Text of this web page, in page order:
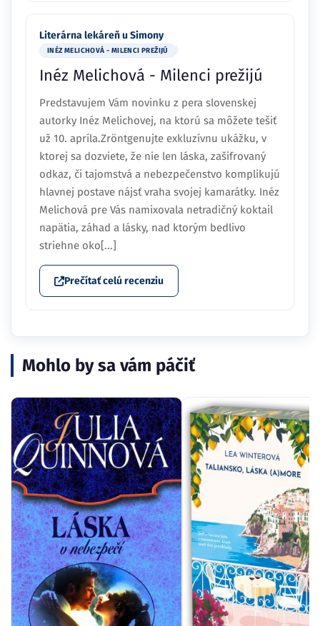
Literárna lekáreň u Simony
INÉZ MELICHOVÁ - MILENCI PREŽIJÚ
Inéz Melichová - Milenci prežijú
Predstavujem Vám novinku z pera slovenskej
autorky Inéz Melichovej, na ktorú sa môžete tešiť
už 10. apríla.Zröntgenujte exkluzívnu ukážku, v
ktorej sa dozviete, že nie len láska, zašifrovaný
odkaz, či tajomstvá a nebezpečenstvo komplikujú
hlavnej postave nájsť vraha svojej kamarátky. Inéz
Melichová pre Vás namixovala netradičný koktail
napätia, záhad a lásky, nad ktorým bedlivo
striehne oko[...]
Prečítať celú recenziu
Mohlo by sa vám páčiť